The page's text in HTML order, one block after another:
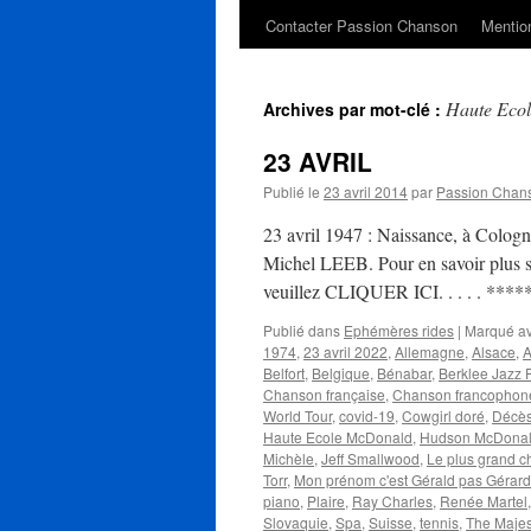
Contacter Passion Chanson
Archives par mot-clé : Haute
23 AVRIL
Publié le 23 avril 2014par Passion
23 avril 1947 : Naissance, à
Michel LEEB. Pour en savoir plus
veuillez CLIQUER ICI. . . . .
Publié dans Ephémères rides | Marqué
1974, 23 avril 2022, Allemagne, Alsace,
Belfort, Belgique, Bénabar, Berklee Jazz
Chanson française, Chanson
World Tour, covid-19, Cowgirl doré,
Haute Ecole McDonald, Hudson
Michèle, Jeff Smallwood, Le plus grand
Torr, Mon prénom c'est Gérald pas Gérard
piano, Plaire, Ray Charles, Renée Martel,
Slovaquie, Spa, Suisse, tennis, The